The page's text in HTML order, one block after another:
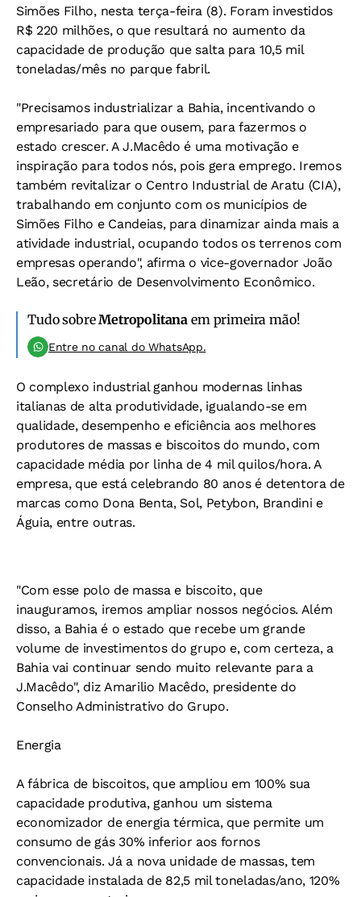
Simões Filho, nesta terça-feira (8). Foram investidos
R$ 220 milhões, o que resultará no aumento da
capacidade de produção que salta para 10,5 mil
toneladas/mês no parque fabril.
"Precisamos industrializar a Bahia, incentivando o
empresariado para que ousem, para fazermos o
estado crescer. A J.Macêdo é uma motivação e
inspiração para todos nós, pois gera emprego. Iremos
também revitalizar o Centro Industrial de Aratu (CIA),
trabalhando em conjunto com os municípios de
Simões Filho e Candeias, para dinamizar ainda mais a
atividade industrial, ocupando todos os terrenos com
empresas operando", afirma o vice-governador João
Leão, secretário de Desenvolvimento Econômico.
Tudo sobreMetropolitana em primeira mão!
Entre no canal do WhatsApp.
O complexo industrial ganhou modernas linhas
italianas de alta produtividade, igualando-se em
qualidade, desempenho e eficiência aos melhores
produtores de massas e biscoitos do mundo, com
capacidade média por linha de 4 mil quilos/hora. A
empresa, que está celebrando 80 anos é detentora de
marcas como Dona Benta, Sol, Petybon, Brandini e
Águia, entre outras.
"Com esse polo de massa e biscoito, que
inauguramos, iremos ampliar nossos negócios. Além
disso, a Bahia é o estado que recebe um grande
volume de investimentos do grupo e, com certeza, a
Bahia vai continuar sendo muito relevante para a
J.Macêdo", diz Amarilio Macêdo, presidente do
Conselho Administrativo do Grupo.
Energia
A fábrica de biscoitos, que ampliou em 100% sua
capacidade produtiva, ganhou um sistema
economizador de energia térmica, que permite um
consumo de gás 30% inferior aos fornos
convencionais. Já a nova unidade de massas, tem
capacidade instalada de 82,5 mil toneladas/ano, 120%